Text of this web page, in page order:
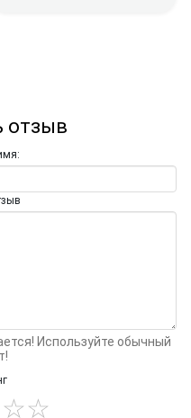
отзыв
Используйте обычный